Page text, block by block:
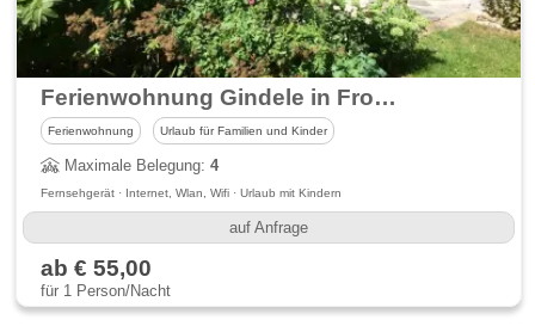
Ferienwohnung Gindele in Fronhofen
Ferienwohnung Urlaub für Familien und Kinder
Maximale Belegung:4
Fernsehgerät · Internet, Wlan, Wifi · Urlaub mit Kindern
auf Anfrage
ab € 55,00
für 1 Person/Nacht